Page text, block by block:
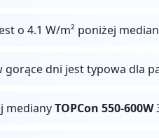
o 4.1 W/m² poniżej
gorące dni jest typowa dla
medianyTOPCon 550-600W